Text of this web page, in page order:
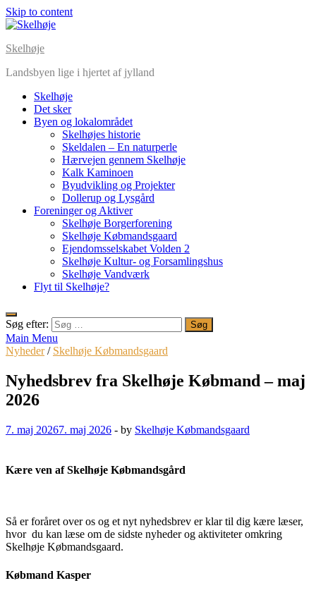
Skip to content
Skelhøje
Landsbyen lige i hjertet af jylland
Skelhøje
Det sker
Byen og lokalområdet
Skelhøjes historie
Skeldalen – En naturperle
Hærvejen gennem Skelhøje
Kalk Kaminoen
Byudvikling og Projekter
Dollerup og Lysgård
Foreninger og Aktiver
Skelhøje Borgerforening
Skelhøje Købmandsgaard
Ejendomsselskabet Volden 2
Skelhøje Kultur- og Forsamlingshus
Skelhøje Vandværk
Flyt til Skelhøje?
Søg efter:
Main Menu
Nyheder/ Skelhøje Købmandsgaard
Nyhedsbrev fra Skelhøje Købmand – maj
2026
7. maj 20267. maj 2026 - by Skelhøje Købmandsgaard
Kære ven af Skelhøje Købmandsgård
Så er foråret over os og et nyt nyhedsbrev er klar til dig kære læser,
hvor du kan læse om de sidste nyheder og aktiviteter omkring
Skelhøje Købmandsgaard.
Købmand Kasper